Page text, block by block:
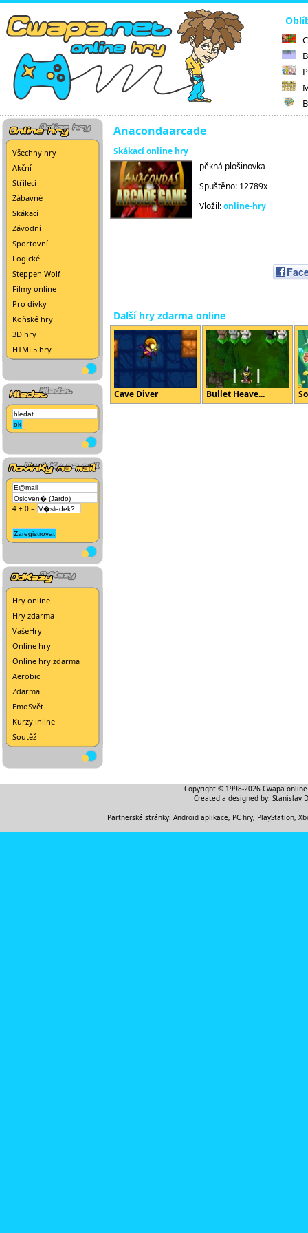
Všechny hry
Akční
Střílecí
Zábavné
Skákací
Závodní
Sportovní
Logické
Steppen Wolf
Filmy online
Pro dívky
Koňské hry
3D hry
HTML5 hry
4 + 0 =
Hry online
Hry zdarma
VašeHry
Online hry
Online hry zdarma
Aerobic
Zdarma
EmoSvět
Kurzy inline
Soutěž
Anacondaarcade
Skákací online hry
pěkná plošinovka
Spuštěno: 12789x
Vložil:online-hry
Další hry zdarma online
Cave Diver Bullet Heave...
Copyright © 1998-2026 Cwapa
Created a designed by: Stanislav
Partnerské stránky: Android aplikace, PC hry, PlayStation,